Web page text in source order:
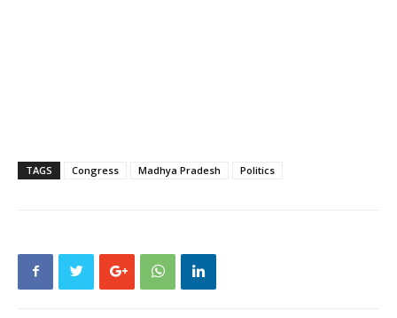
TAGS Congress Madhya Pradesh Politics